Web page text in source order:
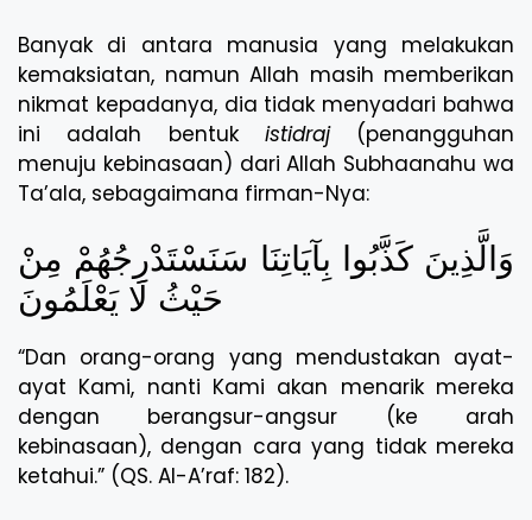
Banyak di antara manusia yang melakukan
kemaksiatan, namun Allah masih memberikan
nikmat kepadanya, dia tidak menyadari bahwa
ini adalah bentuk istidraj(penangguhan
menuju kebinasaan) dari Allah Subhaanahu wa
Ta’ala, sebagaimana firman-Nya:
وَالَّذِينَ كَذَّبُوا بِآيَاتِنَا سَنَسْتَدْرِجُهُمْ مِنْ
حَيْثُ لَا يَعْلَمُونَ
“Dan orang-orang yang mendustakan ayat-
ayat Kami, nanti Kami akan menarik mereka
dengan berangsur-angsur (ke arah
kebinasaan), dengan cara yang tidak mereka
ketahui.” (QS. Al-A’raf: 182).